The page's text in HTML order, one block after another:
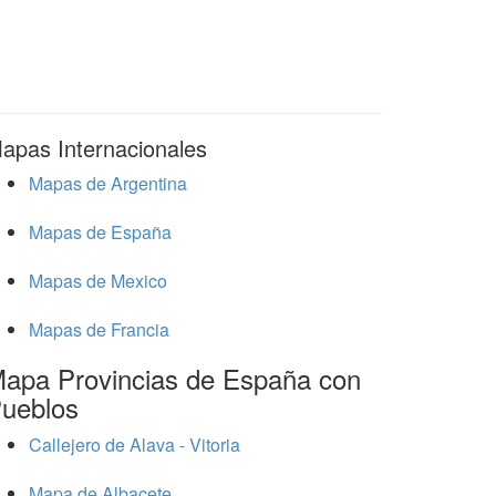
Internacionales
Mapas de Argentina
Mapas de España
Mapas de Mexico
Mapas de Francia
Provincias de España con
Callejero de Alava - Vitoria